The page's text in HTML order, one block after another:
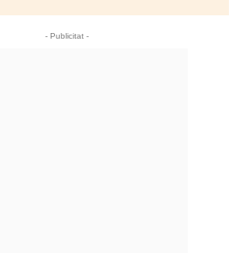
- Publicitat -